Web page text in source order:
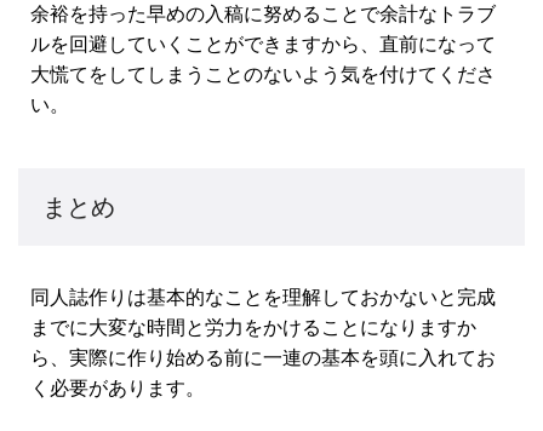
余裕を持った早めの入稿に努めることで余計なトラブ
ルを回避していくことができますから、直前になって
大慌てをしてしまうことのないよう気を付けてくださ
い。
まとめ
同人誌作りは基本的なことを理解しておかないと完成
までに大変な時間と労力をかけることになりますか
ら、実際に作り始める前に一連の基本を頭に入れてお
く必要があります。